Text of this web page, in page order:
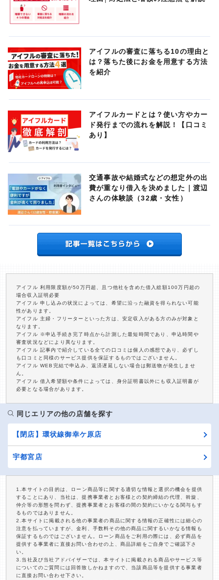
アイフルの審査に落ちる10の理由と
は？落ちた後にお金を用意する方法
を紹介
アイフルカードとは？使い方やカー
ド発行までの流れを解説！【口コミ
あり】
交通事故や結婚式などの想定外の出
費が重なり借入を決めました｜渡辺
さんの体験談（32歳・女性）
アイフル 利用限度額が50万円超、且つ他社を含めた借入総額100万円超の
場合収入証明必要
アイフル 申し込みの状況によっては、希望に沿った融資を得られない可能
性があります。
アイフル 主婦・フリーターといった方は、安定収入がある方のみが対象と
なります。
アイフル ※申込手続き完了時点から計測した最短時間であり、申込時間や
審査状況などにより異なります。
アイフル 記事内で紹介している全ての口コミは個人の感想であり、必ずし
も口コミと同様のサービス提供を保証するものではございません。
アイフル WEB完結で申込み、返済遅延しない場合は郵送物が発生しませ
ん。
アイフル 借入希望額や条件によっては、身分証明書以外にも収入証明書が
必要となる場合があります。
同じエリアの他の店舗を探す
【閉店】環状線御幸ケ原店
宇都宮店
1.本サイトの目的は、ローン商品等に関する適切な情報と選択の機会を提供
することにあり、当社は、提携事業者とお客様との契約締結の代理、斡旋、
仲介等の形態を問わず、提携事業者とお客様の間の契約にいかなる関与もす
るものではありません。
2.本サイトに掲載される他の事業者の商品に関する情報の正確性には細心の
注意を払っていますが、金利、手数料その他の商品に関するいかなる情報も
保証するものではございません。ローン商品をご利用の際には、必ず商品を
提供する事業者に直接お問い合わせの上、商品詳細をご自身でご確認下さ
い。
3.当社及び当社アドバイザーでは、本サイトに掲載される商品やサービス等
についてのご質問には回答致しかねますので、当該商品等を提供する事業者
に直接お問い合わせ下さい。